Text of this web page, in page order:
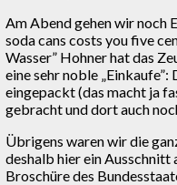
Am Abend gehen wir noch
soda cans costs you five
Wasser” Hohner hat das
eine sehr noble
eingepackt (das macht ja
gebracht und dort auch
Übrigens waren wir die
deshalb hier ein
Broschüre des